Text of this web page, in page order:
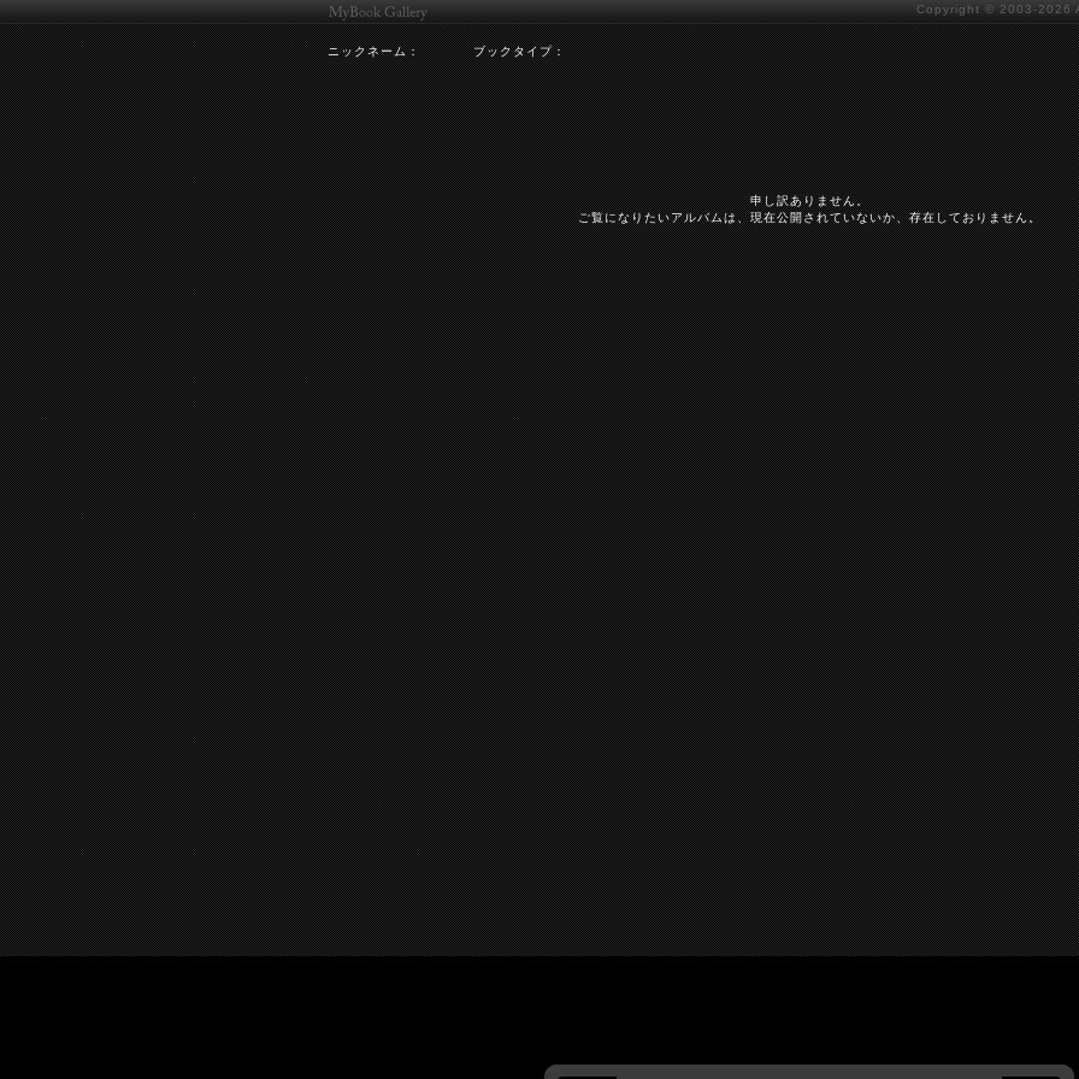
Copyright © 2003-2026
ニックネーム： ブックタイプ：
申し訳ありません。
ご覧になりたいアルバムは、現在公開されていないか、存在しておりません。